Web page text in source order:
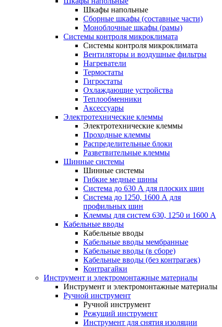
Шкафы напольные
Сборные шкафы (составные части)
Моноблочные шкафы (рамы)
Системы контроля микроклимата
Системы контроля микроклимата
Вентиляторы и воздушные фильтры
Нагреватели
Термостаты
Гигростаты
Охлаждающие устройства
Теплообменники
Аксессуары
Электротехнические клеммы
Электротехнические клеммы
Проходные клеммы
Распределительные блоки
Разветвительные клеммы
Шинные системы
Шинные системы
Гибкие медные шины
Система до 630 А для плоских шин
Система до 1250, 1600 А для
профильных шин
Клеммы для систем 630, 1250 и 1600 А
Кабельные вводы
Кабельные вводы
Кабельные вводы мембранные
Кабельные вводы (в сборе)
Кабельные вводы (без контрагаек)
Контрагайки
Инструмент и электромонтажные материалы
Инструмент и электромонтажные материалы
Ручной инструмент
Ручной инструмент
Режущий инструмент
Инструмент для снятия изоляции